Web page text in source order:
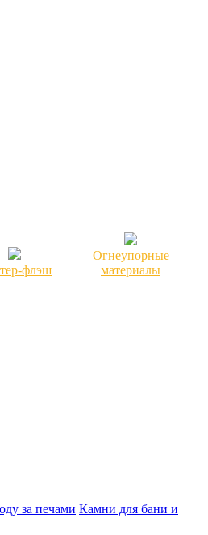
флэш
Огнеупорные
материалы
за печами Камни для бани и